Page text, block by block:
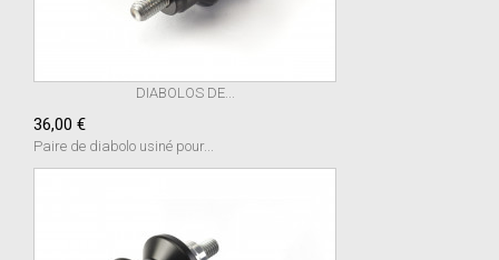
DIABOLOS DE...
36,00 €
Paire de diabolo usiné pour...